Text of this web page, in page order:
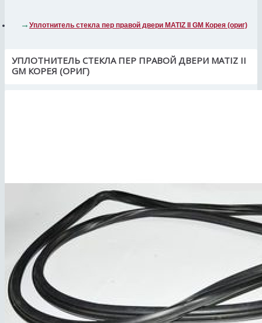
Уплотнитель стекла пер правой двери MATIZ II GM Корея (ориг)
УПЛОТНИТЕЛЬ СТЕКЛА ПЕР ПРАВОЙ ДВЕРИ MATIZ II
GM КОРЕЯ (ОРИГ)